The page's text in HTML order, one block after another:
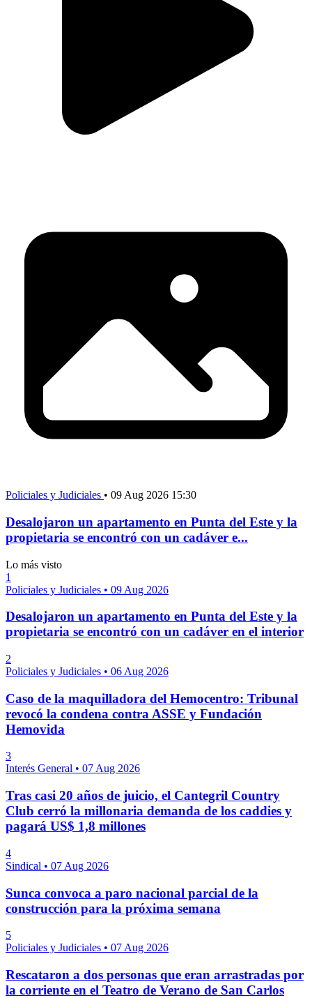
Policiales y Judiciales • 09 Aug 2026 15:30
Desalojaron un apartamento en Punta del Este y la
propietaria se encontró con un cadáver e...
Lo más visto
1
Policiales y Judiciales • 09 Aug 2026
Desalojaron un apartamento en Punta del Este y la
propietaria se encontró con un cadáver en el interior
2
Policiales y Judiciales • 06 Aug 2026
Caso de la maquilladora del Hemocentro: Tribunal
revocó la condena contra ASSE y Fundación
Hemovida
3
Interés General • 07 Aug 2026
Tras casi 20 años de juicio, el Cantegril Country
Club cerró la millonaria demanda de los caddies y
pagará US$ 1,8 millones
4
Sindical • 07 Aug 2026
Sunca convoca a paro nacional parcial de la
construcción para la próxima semana
5
Policiales y Judiciales • 07 Aug 2026
Rescataron a dos personas que eran arrastradas por
la corriente en el Teatro de Verano de San Carlos